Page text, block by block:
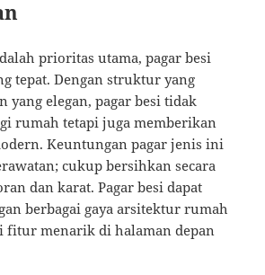
prioritas utama, pagar besi
tepat. Dengan struktur yang
yang elegan, pagar besi tidak
rumah tetapi juga memberikan
Keuntungan pagar jenis ini
cukup bersihkan secara
dan karat. Pagar besi dapat
berbagai gaya arsitektur rumah
fitur menarik di halaman depan